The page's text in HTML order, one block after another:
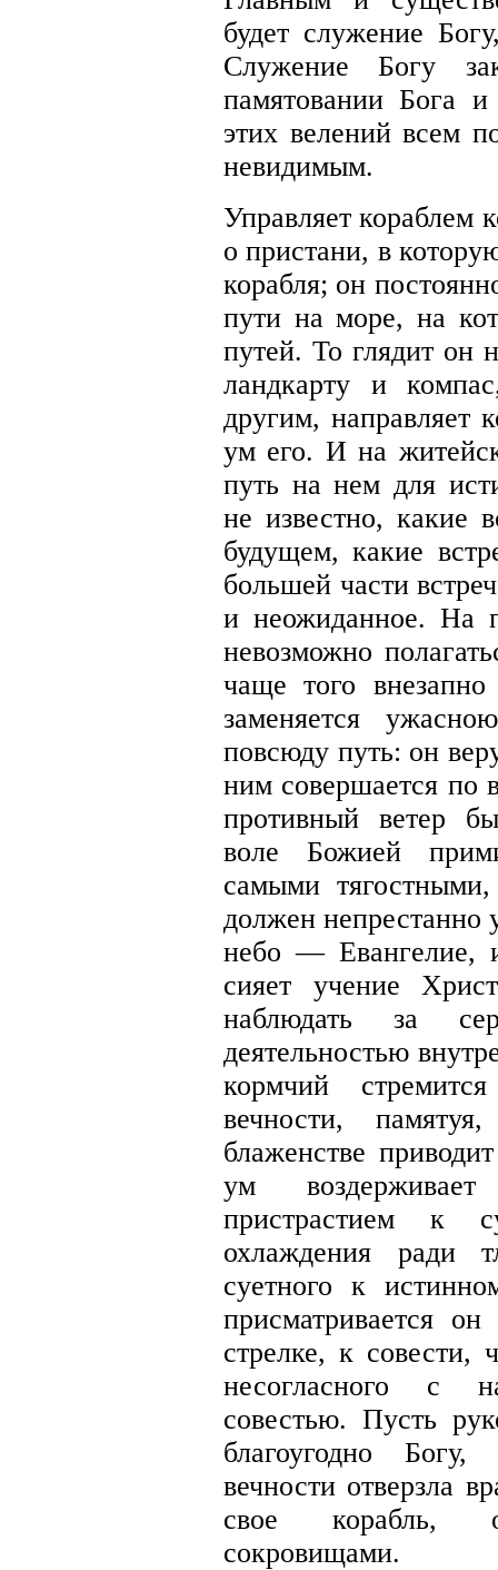
будет служение
Служение Богу
памятовании Бога
этих велений всем
невидимым.
Управляет кораблем
о пристани, в
корабля; он
пути на море, на
путей. То глядит он
ландкарту и
другим, направляет
ум его. И на
путь на нем для
не известно, какие
будущем, какие
большей части
и неожиданное. На
невозможно
чаще того
заменяется
повсюду путь: он
ним совершается по
противный ветер
воле Божией
самыми
должен непрестанно
небо — Евангелие,
сияет учение
наблюдать за
деятельностью
кормчий
вечности,
блаженстве
ум
пристрастием к
охлаждения ради
суетного к
присматривается
стрелке, к совести,
несогласного с
совестью. Пусть
благоугодно Богу,
вечности отверзла
свое корабль,
сокровищами.